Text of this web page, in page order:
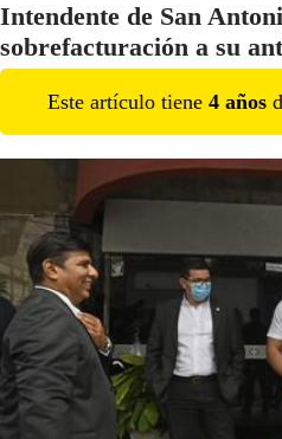
Intendente de San
sobrefacturación a su
Este artículo tiene 4 años